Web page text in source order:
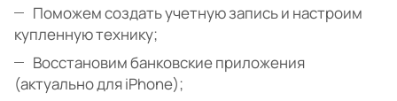
Поможем создать учетную запись и настроим
купленную технику;
Восстановим банковские приложения
(актуально для iPhone);